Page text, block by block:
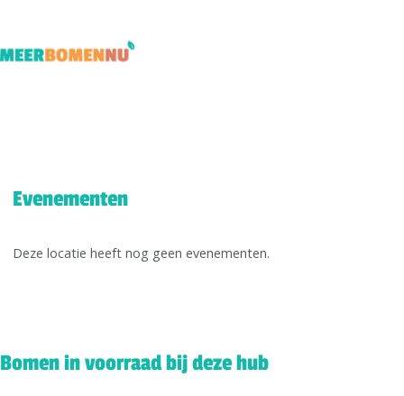
Evenementen
Deze locatie heeft nog geen evenementen.
Bomen in voorraad bij deze hub